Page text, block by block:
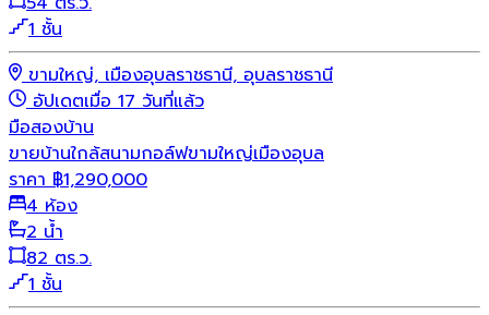
1 ชั้น
ขามใหญ่, เมืองอุบลราชธานี, อุบลราชธานี
อัปเดตเมื่อ 17 วันที่แล้ว
มือสองบ้าน
ขายบ้านใกล้สนามกอล์ฟขามใหญ่เมืองอุบล
ราคา ฿1,290,000
4 ห้อง
2 น้ำ
82 ตร.ว.
1 ชั้น